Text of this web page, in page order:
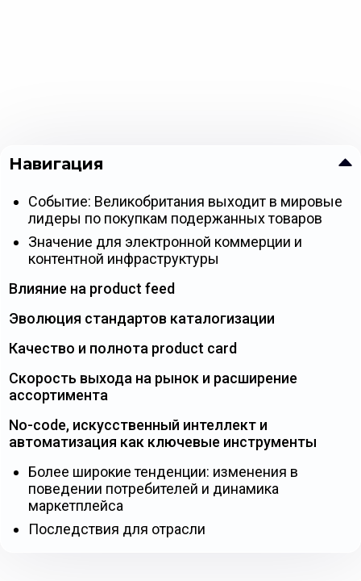
Навигация
Событие: Великобритания выходит в мировые
лидеры по покупкам подержанных товаров
Значение для электронной коммерции и
контентной инфраструктуры
Влияние на product feed
Эволюция стандартов каталогизации
Качество и полнота product card
Скорость выхода на рынок и расширение
ассортимента
No-code, искусственный интеллект и
автоматизация как ключевые инструменты
Более широкие тенденции: изменения в
поведении потребителей и динамика
маркетплейса
Последствия для отрасли